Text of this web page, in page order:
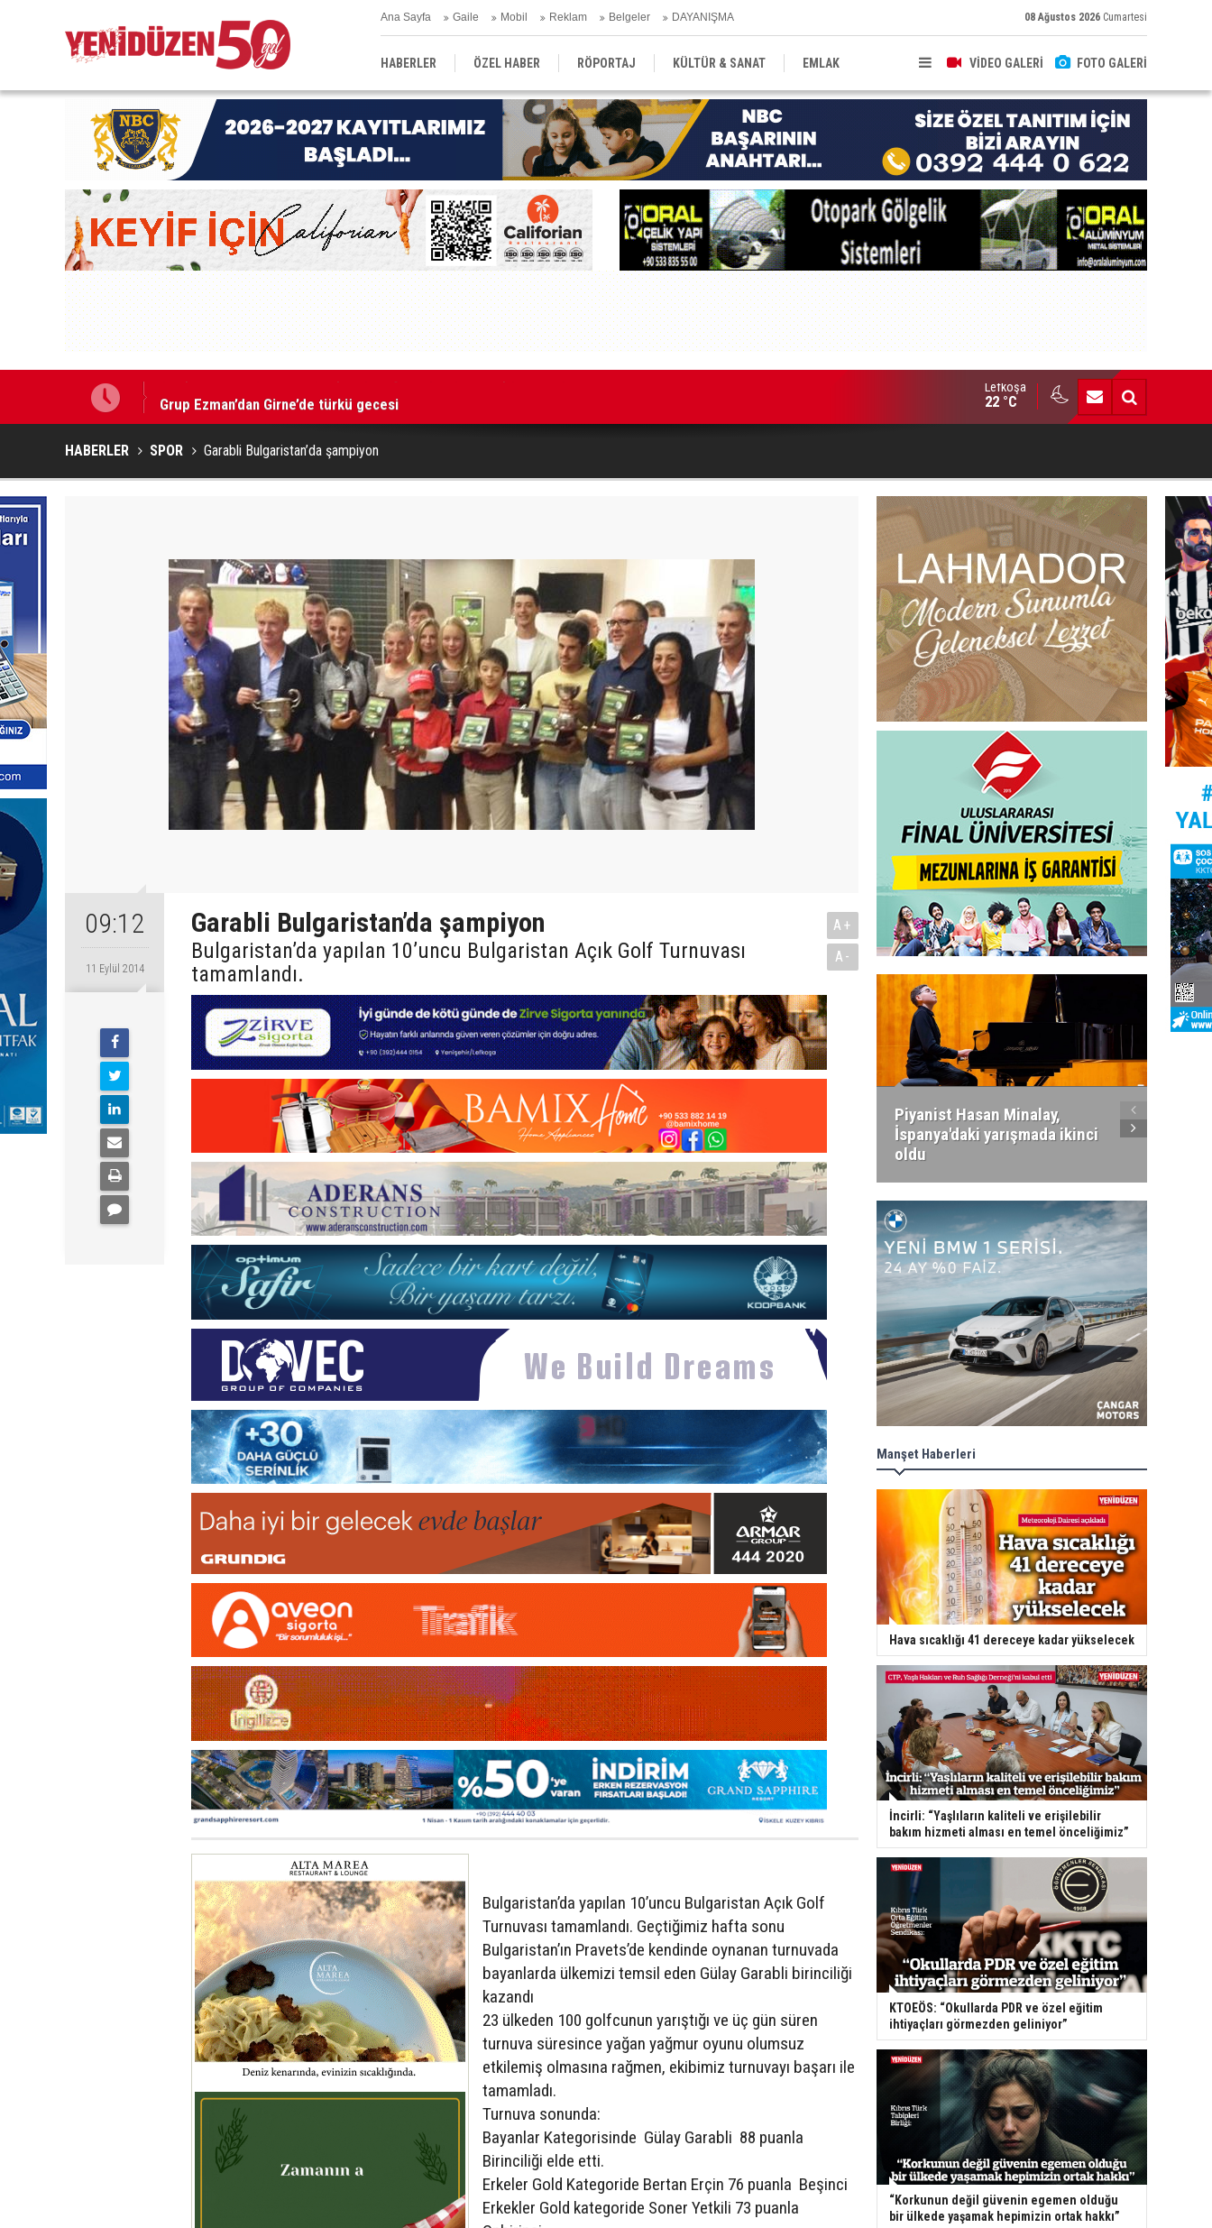
Ana Sayfa Gaile Mobil Reklam Belgeler DAYANIŞMA 08 Ağustos 2026 Cumartesi
VİDEO GALERİ FOTO GALERİ
HABERLER ÖZEL HABER RÖPORTAJ KÜLTÜR & SANAT EMLAK
EĞİTİM YEREL YÖNETİM DERGİLER SEKTÖR
Grup Ezman’dan Girne’de türkü gecesi Kıbrıs’ın güneyinde yıllık enflasyon temmuzda yüzde 2,9 oldu
Lefkoşa
22 °C
HABERLER SPOR Garabli Bulgaristan’da şampiyon
09:12
11 Eylül 2014
Garabli Bulgaristan’da şampiyon
Bulgaristan’da yapılan 10’uncu Bulgaristan Açık Golf Turnuvası
tamamlandı.
A+
A-
Bulgaristan’da yapılan 10’uncu Bulgaristan Açık Golf
Turnuvası tamamlandı. Geçtiğimiz hafta sonu
Bulgaristan’ın Pravets’de kendinde oynanan turnuvada
bayanlarda ülkemizi temsil eden Gülay Garabli birinciliği
kazandı
23 ülkeden 100 golfcunun yarıştığı ve üç gün süren
turnuva süresince yağan yağmur oyunu olumsuz
etkilemiş olmasına rağmen, ekibimiz turnuvayı başarı ile
tamamladı.
Turnuva sonunda:
Bayanlar Kategorisinde Gülay Garabli 88 puanla
Birinciliği elde etti.
Erkeler Gold Kategoride Bertan Erçin 76 puanla Beşinci
Erkekler Gold kategoride Soner Yetkili 73 puanla
Piyanist Hasan Minalay,
İspanya'daki yarışmada ikinci
oldu
Manşet Haberleri
Hava sıcaklığı 41 dereceye kadar yükselecek
İncirli: “Yaşlıların kaliteli ve erişilebilir
bakım hizmeti alması en temel önceliğimiz”
KTOEÖS: “Okullarda PDR ve özel eğitim
ihtiyaçları görmezden geliniyor”
“Korkunun değil güvenin egemen olduğu
bir ülkede yaşamak hepimizin ortak hakkı”